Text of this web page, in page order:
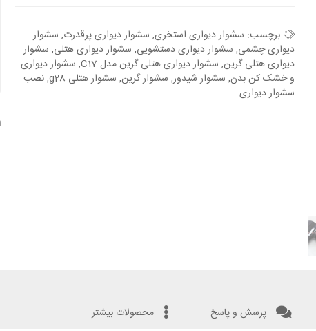
برچسب: سشوار دیواری استخری, سشوار دیواری پرقدرت, سشوار
دیواری چشمی, سشوار دیواری دستشویی, سشوار دیواری هتلی, سشوار
دیواری هتلی گرین, سشوار دیواری هتلی گرین مدل C17 , سشوار دیواری
و خشک کن بدن, سشوار شیدور, سشوار گرین, سشوار هتلی g28 ,نصب
سشوار دیواری
پرسش و پاسخ محصولات بیشتر